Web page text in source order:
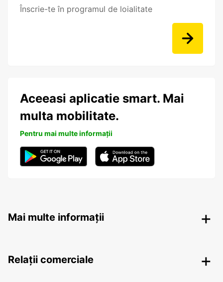
Înscrie-te în programul de loialitate
Aceeasi aplicatie smart. Mai
multa mobilitate.
Pentru mai multe informații
Mai multe informații
Relații comerciale